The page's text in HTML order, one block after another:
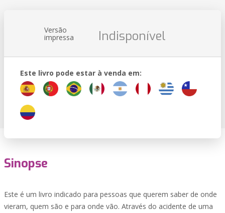
Versão
impressa Indisponível
Este livro pode estar à venda em:
Sinopse
Este é um livro indicado para pessoas que querem saber de onde
vieram, quem são e para onde vão. Através do acidente de uma